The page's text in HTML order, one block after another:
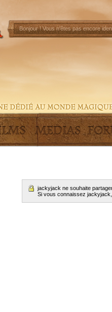
Bonjour !Vous n'êtes pas encore
jackyjack ne souhaite
Si vous connaissez